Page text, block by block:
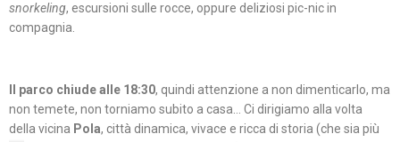
snorkeling, escursioni sulle rocce, oppure deliziosi pic-nic in
compagnia.
Il parco chiude alle 18:30, quindi attenzione a non dimenticarlo, ma
non temete, non torniamo subito a casa… Ci dirigiamo alla volta
della vicina Pola, città dinamica, vivace e ricca di storia (che sia più